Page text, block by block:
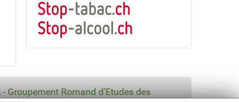
- Groupement Romand d'Etudes des